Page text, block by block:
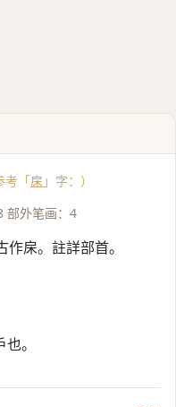
考「㦿 」字：）
部外笔画：4
作㦿。註詳部首。
。